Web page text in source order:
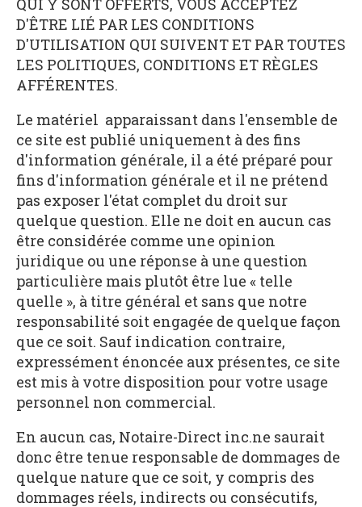
QUI Y SONT OFFERTS, VOUS ACCEPTEZ
D'ÊTRE LIÉ PAR LES CONDITIONS
D'UTILISATION QUI SUIVENT ET PAR TOUTES
LES POLITIQUES, CONDITIONS ET RÈGLES
AFFÉRENTES.
Le matériel apparaissant dans l'ensemble de
ce site est publié uniquement à des fins
d'information générale, il a été préparé pour
fins d'information générale et il ne prétend
pas exposer l'état complet du droit sur
quelque question. Elle ne doit en aucun cas
être considérée comme une opinion
juridique ou une réponse à une question
particulière mais plutôt être lue « telle
quelle », à titre général et sans que notre
responsabilité soit engagée de quelque façon
que ce soit. Sauf indication contraire,
expressément énoncée aux présentes, ce site
est mis à votre disposition pour votre usage
personnel non commercial.
En aucun cas, Notaire-Direct inc.ne saurait
donc être tenue responsable de dommages de
quelque nature que ce soit, y compris des
dommages réels, indirects ou consécutifs,